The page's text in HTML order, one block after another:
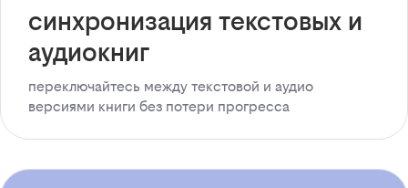
синхронизация текстовых и
аудиокниг
переключайтесь между текстовой и аудио
версиями книги без потери прогресса